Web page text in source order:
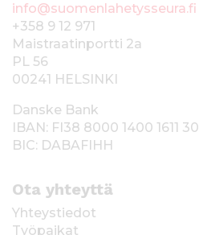
info@suomenlahetysseura.fi
+358 9 12 971
Maistraatinportti 2a
PL 56
00241 HELSINKI
Danske Bank
IBAN: FI38 8000 1400 1611 30
BIC: DABAFIHH
Ota yhteyttä
Yhteystiedot
Työpaikat